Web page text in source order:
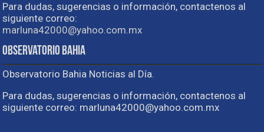
Para dudas, sugerencias o información, contactenos al
siguiente correo:
marluna42000@yahoo.com.mx
Observatorio Bahia
Observatorio Bahia Noticias al Día.
Para dudas, sugerencias o información, contactenos al
siguiente correo: marluna42000@yahoo.com.mx